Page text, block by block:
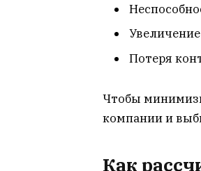
Потеря
Чтобы
компании и
Как